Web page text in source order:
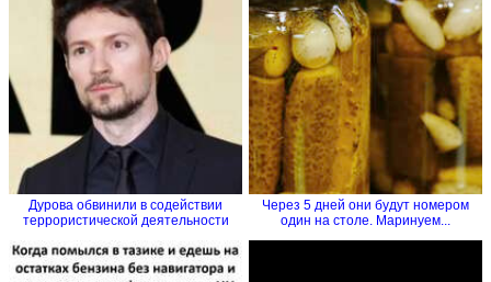
Дурова обвинили в содействии
террористической деятельности
Через 5 дней они будут номером
один на столе. Маринуем...